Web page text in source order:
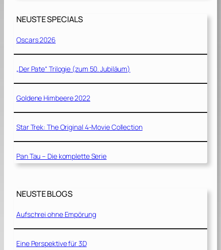
NEUSTE SPECIALS
Oscars 2026
„Der Pate“ Trilogie (zum 50. Jubiläum)
Goldene Himbeere 2022
Star Trek: The Original 4-Movie Collection
Pan Tau – Die komplette Serie
NEUSTE BLOGS
Aufschrei ohne Empörung
Eine Perspektive für 3D